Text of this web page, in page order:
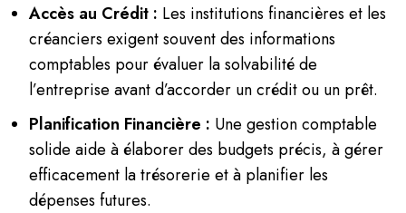
Accès au Crédit : Les institutions financières et les
créanciers exigent souvent des informations
comptables pour évaluer la solvabilité de
l’entreprise avant d’accorder un crédit ou un prêt.
Planification Financière : Une gestion comptable
solide aide à élaborer des budgets précis, à gérer
efficacement la trésorerie et à planifier les
dépenses futures.